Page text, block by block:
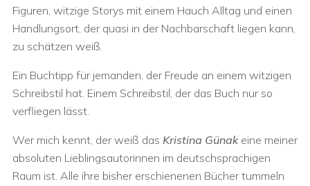
Figuren, witzige Storys mit einem Hauch Alltag und einen
Handlungsort, der quasi in der Nachbarschaft liegen kann,
zu schätzen weiß.
Ein Buchtipp für jemanden, der Freude an einem witzigen
Schreibstil hat. Einem Schreibstil, der das Buch nur so
verfliegen lässt.
Wer mich kennt, der weiß das Kristina Günakeine meiner
absoluten Lieblingsautorinnen im deutschsprachigen
Raum ist. Alle ihre bisher erschienenen Bücher tummeln